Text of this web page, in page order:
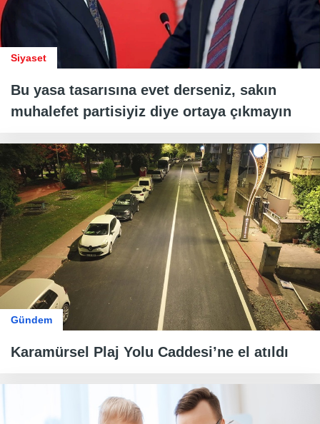
Siyaset
Bu yasa tasarısına evet derseniz, sakın
muhalefet partisiyiz diye ortaya çıkmayın
Gündem
Karamürsel Plaj Yolu Caddesi’ne el atıldı